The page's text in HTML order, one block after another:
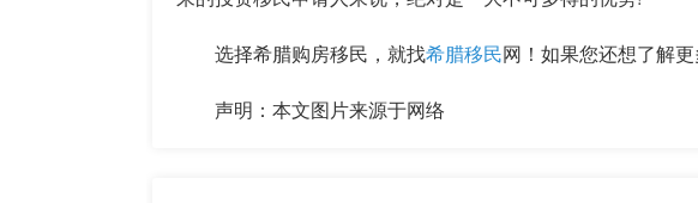
选择希腊购房移民，就找希腊移民网！如果您还想了解
声明：本文图片来源于网络